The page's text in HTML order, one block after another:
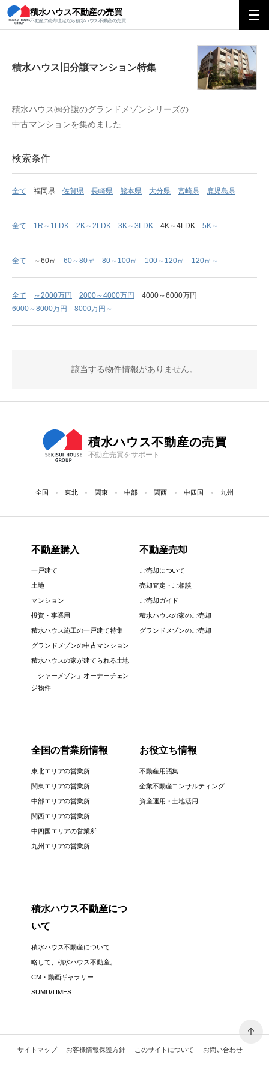
積水ハウス不動産の売買
不動産の売却査定なら積水ハウス不動産の売買
積水ハウス旧分譲マンション特集
積水ハウス旧分譲マンション特集
積水ハウス㈱分譲のグランドメゾンシリーズの
中古マンションを集めました
検索条件
全て 福岡県 佐賀県 長崎県 熊本県 大分県 宮崎県 鹿児島県
全て 1R～1LDK 2K～2LDK 3K～3LDK 4K～4LDK 5K～
全て ～60㎡ 60～80㎡ 80～100㎡ 100～120㎡ 120㎡～
全て ～2000万円 2000～4000万円
4000～6000万円
6000～8000万円
8000万円～
該当する物件情報がありません。
積水ハウス不動産の売買
不動産売買をサポート
全国 東北 関東 中部 関西 中四国 九州
不動産購入
一戸建て
土地
マンション
投資・事業用
積水ハウス施工の一戸建て特集
グランドメゾンの中古マンション
積水ハウスの家が建てられる土地
「シャーメゾン」オーナーチェン
ジ物件
不動産売却
ご売却について
売却査定・ご相談
ご売却ガイド
積水ハウスの家のご売却
グランドメゾンのご売却
全国の営業所情報
東北エリアの営業所
関東エリアの営業所
中部エリアの営業所
関西エリアの営業所
中四国エリアの営業所
九州エリアの営業所
お役立ち情報
不動産用語集
企業不動産コンサルティング
資産運用・土地活用
積水ハウス不動産につ
いて
積水ハウス不動産について
略して、積水ハウス不動産。
CM・動画ギャラリー
SUMU/TIMES
サイトマップ お客様情報保護方針 このサイトについて お問い合わせ